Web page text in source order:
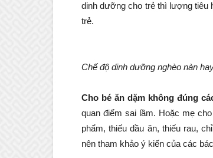
dinh dưỡng cho trẻ thì lượng tiêu
trẻ.
Chế độ dinh dưỡng nghèo nàn
Cho bé ăn dặm không đúng
quan điểm sai lầm. Hoặc mẹ
phẩm, thiếu dầu ăn, thiếu rau,
nên tham khảo ý kiến của các